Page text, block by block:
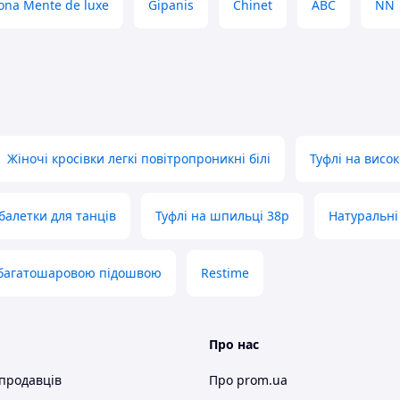
який ви отримаєте.
устілка.
===
годин. Ви задали питання, але в
в своєму поштовому клієнті
Mente de luxe Gipanis Chinet ABC NN
Жіночі кросівки легкі повітропроникні білі Туфлі на
для танців Туфлі на шпильці 38р
багатошаровою підошвою Restime
Про нас
Про prom.ua